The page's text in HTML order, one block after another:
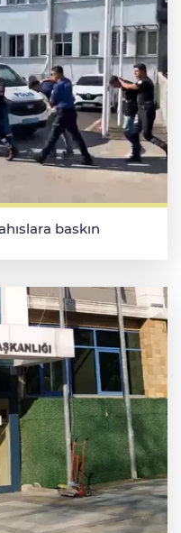
baskın